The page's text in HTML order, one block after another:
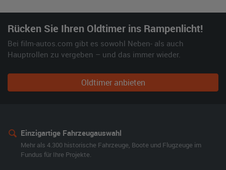
Rücken Sie Ihren Oldtimer ins Rampenlicht!
Bei film-autos.com gibt es sowohl Neben- als auch
Hauptrollen zu vergeben – und das immer wieder.
Oldtimer anbieten
Einzigartige Fahrzeugauswahl
Mehr als 4.300 historische Fahrzeuge, Boote und Flugzeuge im
Fundus für Ihre Projekte.